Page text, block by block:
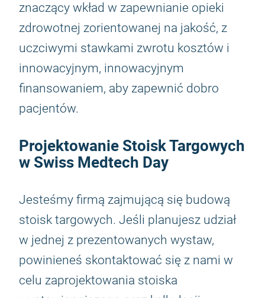
znaczący wkład w zapewnianie opieki
zdrowotnej zorientowanej na jakość, z
uczciwymi stawkami zwrotu kosztów i
innowacyjnym, innowacyjnym
finansowaniem, aby zapewnić dobro
pacjentów.
Projektowanie Stoisk Targowych
w Swiss Medtech Day
Jesteśmy firmą zajmującą się budową
stoisk targowych. Jeśli planujesz udział
w jednej z prezentowanych wystaw,
powinieneś skontaktować się z nami w
celu zaprojektowania stoiska